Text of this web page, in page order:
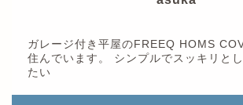
ガレージ付き平屋のFREEQ HOMS
住んでいます。 シンプルでスッキリと
たい